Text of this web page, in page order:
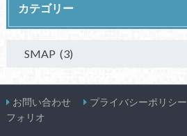
カテゴリー
お問い合わせ プライバシーポリシー
フォリオ